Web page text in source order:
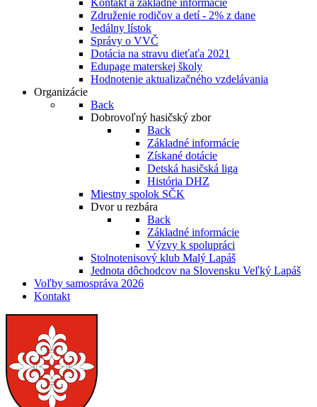
Kontakt a základné informácie
Združenie rodičov a detí - 2% z dane
Jedálny lístok
Správy o VVČ
Dotácia na stravu dieťaťa 2021
Edupage materskej školy
Hodnotenie aktualizačného vzdelávania
Organizácie
Back
Dobrovoľný hasičský zbor
Back
Základné informácie
Získané dotácie
Detská hasičská liga
História DHZ
Miestny spolok SČK
Dvor u rezbára
Back
Základné informácie
Výzvy k spolupráci
Stolnotenisový klub Malý Lapáš
Jednota dôchodcov na Slovensku Veľký Lapáš
Voľby samospráva 2026
Kontakt